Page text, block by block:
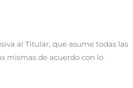
al Titular, que asume todas las
mismas de acuerdo con lo